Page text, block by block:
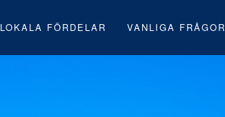
LOKALA FÖRDELAR VANLIGA FRÅGOR